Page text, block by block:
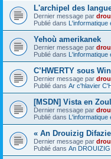
L'archipel des
Dernier message par
Publié dans L'informatique
Yehoù amerikanek
Dernier message par
Publié dans L'informatique
C’HWERTY sous
Dernier message par
Publié dans Ar c'hlavier
[MSDN] Vista en
Dernier message par
Publié dans L'informatique
« An Drouizig
Dernier message par
Publié dans An